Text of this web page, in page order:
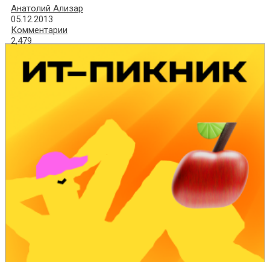
Анатолий Ализар
05.12.2013
Комментарии
2,479